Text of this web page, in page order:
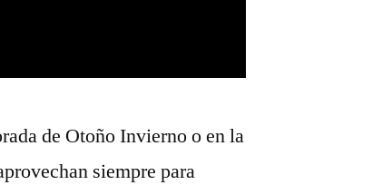
de Otoño Invierno o en la
siempre para